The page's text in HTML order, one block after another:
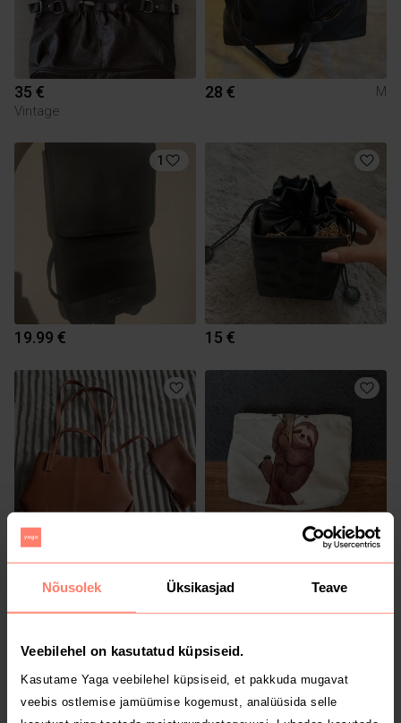
Nõusolek Üksikasjad Teave
Veebilehel on kasutatud küpsiseid.
Kasutame Yaga veebilehel küpsiseid, et pakkuda mugavat
veebis ostlemise jamüümise kogemust, analüüsida selle
35 €
Vintage
28 € M
1
19.99 € 15 €
35 €
M 3 €